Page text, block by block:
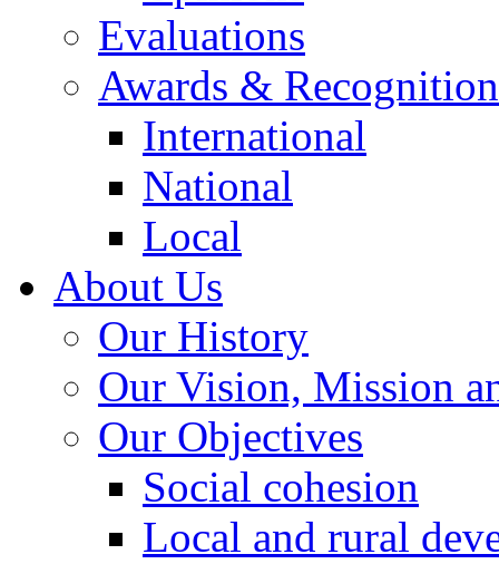
Evaluations
Awards &
International
National
Local
About Us
Our History
Our Vision, Mission
Our Objectives
Social cohesion
Local and rural